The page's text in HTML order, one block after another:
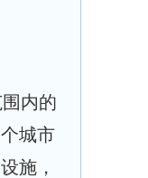
内的
城市
施，